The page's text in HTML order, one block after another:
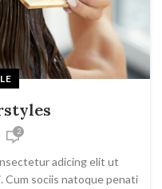
2
adicing elit ut
Cum sociis natoque penati